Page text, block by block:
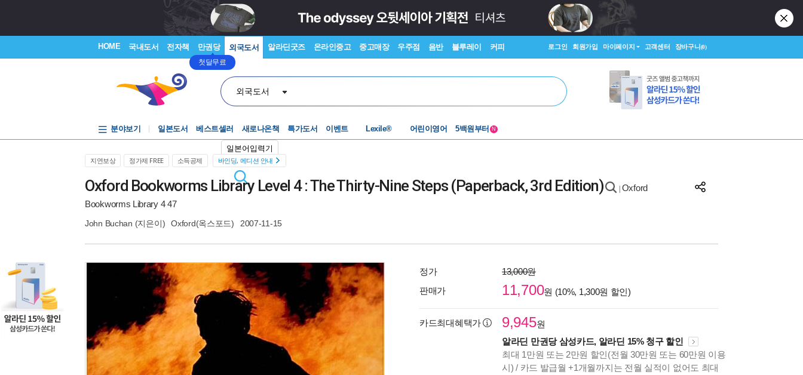
HOME 국내도서 전자책 만권당
첫달무료
외국도서 알라딘굿즈 온라인중고 중고매장 우주점 음반 블루레이 커피 로그인 회원가입 마이페이지 고객센터 장바구니(0)
외국도서
일본어입력기
분야보기 일본도서 베스트셀러 새로나온책 특가도서 이벤트
수준별베스트
어린이영어
중고 외서
N
지연보상 정가제 FREE 소득공제 바인딩, 에디션 안내
Oxford Bookworms Library Level 4 : The Thirty-Nine Steps (Paperback, 3rd Edition)
Oxford
Bookworms Library 4 47
John Buchan (지은이) Oxford(옥스포드) 2007-11-15
정가
13,000원
판매가
11,700원 (10%, 1,300원 할인)
카드최대혜택가 9,945원
알라딘 만권당 삼성카드, 알라딘 15% 청구 할인
최대 1만원 또는 2만원 할인(전월 30만원 또는 60만원 이용
시) / 카드 발급월 +1개월까지는 전월 실적이 없어도 최대